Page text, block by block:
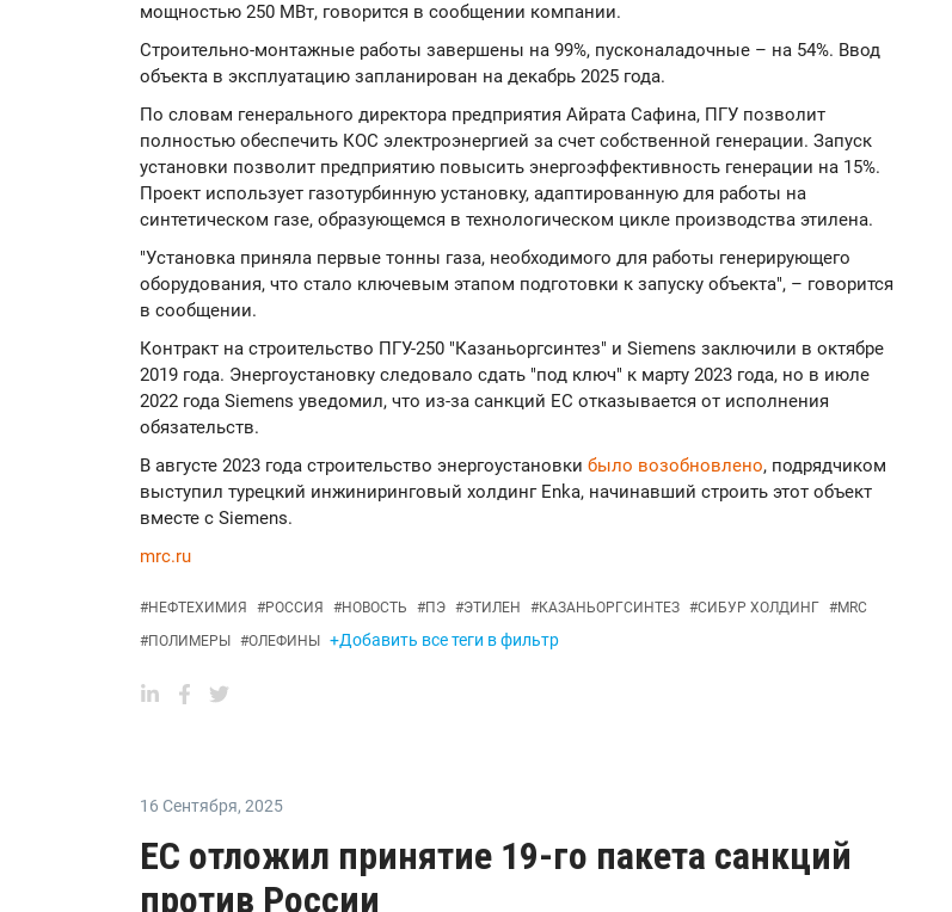
мощностью 250 МВт, говорится в сообщении компании.
Строительно-монтажные работы завершены на 99%, пусконаладочные – на 54%. Ввод
объекта в эксплуатацию запланирован на декабрь 2025 года.
По словам генерального директора предприятия Айрата Сафина, ПГУ позволит
полностью обеспечить КОС электроэнергией за счет собственной генерации. Запуск
установки позволит предприятию повысить энергоэффективность генерации на 15%.
Проект использует газотурбинную установку, адаптированную для работы на
синтетическом газе, образующемся в технологическом цикле производства этилена.
"Установка приняла первые тонны газа, необходимого для работы генерирующего
оборудования, что стало ключевым этапом подготовки к запуску объекта", – говорится
в сообщении.
Контракт на строительство ПГУ-250 "Казаньоргсинтез" и Siemens заключили в октябре
2019 года. Энергоустановку следовало сдать "под ключ" к марту 2023 года, но в июле
2022 года Siemens уведомил, что из-за санкций ЕС отказывается от исполнения
обязательств.
В августе 2023 года строительство энергоустановки было возобновлено, подрядчиком
выступил турецкий инжиниринговый холдинг Enka, начинавший строить этот объект
вместе с Siemens.
mrc.ru
#НЕФТЕХИМИЯ #РОССИЯ #НОВОСТЬ #ПЭ #ЭТИЛЕН #КАЗАНЬОРГСИНТЕЗ #СИБУР ХОЛДИНГ #MRC
#ПОЛИМЕРЫ #ОЛЕФИНЫ +Добавить все теги в фильтр
16 Сентября, 2025
ЕС отложил принятие 19-го пакета санкций
против России